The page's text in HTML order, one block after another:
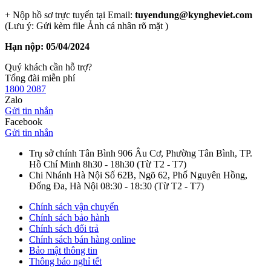
+ Nộp hồ sơ trực tuyến tại Email: tuyendung@kyngheviet.com
(Lưu ý: Gửi kèm file Ảnh cá nhân rõ mặt )
Hạn nộp: 05/04/2024
Quý khách cần hỗ trợ?
Tổng đài miễn phí
1800 2087
Zalo
Gửi tin nhắn
Facebook
Gửi tin nhắn
Trụ sở chính Tân Bình 906 Âu Cơ, Phường Tân Bình, TP.
Hồ Chí Minh 8h30 - 18h30 (Từ T2 - T7)
Chi Nhánh Hà Nội Số 62B, Ngõ 62, Phố Nguyên Hồng,
Đống Đa, Hà Nội 08:30 - 18:30 (Từ T2 - T7)
Chính sách vận chuyển
Chính sách bảo hành
Chính sách đổi trả
Chính sách bán hàng online
Bảo mật thông tin
Thông báo nghỉ tết